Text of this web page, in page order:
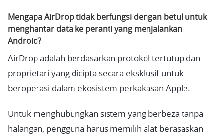
Mengapa AirDrop tidak berfungsi dengan betul untuk
menghantar data ke peranti yang menjalankan
Android?
AirDrop adalah berdasarkan protokol tertutup dan
proprietari yang dicipta secara eksklusif untuk
beroperasi dalam ekosistem perkakasan Apple.
Untuk menghubungkan sistem yang berbeza tanpa
halangan, pengguna harus memilih alat berasaskan